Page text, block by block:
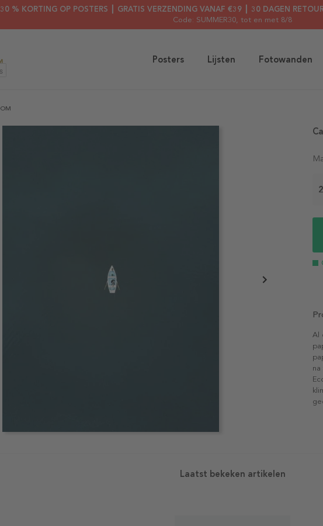
% KORTING OP POSTERS ┃ GRATIS VERZENDING VANAF €39 ┃ 30 DAGEN
Code: SUMMER30, tot en met 8/8
Posters Lijsten Fotowanden
Al
Laatst bekeken artikelen